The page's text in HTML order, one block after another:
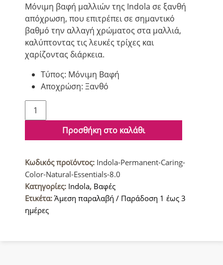
Μόνιμη βαφή μαλλιών της Indola σε ξανθή
απόχρωση, που επιτρέπει σε σημαντικό
βαθμό την αλλαγή χρώματος στα μαλλιά,
καλύπτοντας τις λευκές τρίχες και
χαρίζοντας διάρκεια.
Τύπος: Μόνιμη Βαφή
Αποχρώση: Ξανθό
Indola
Permanent
Color
&
Essentials
Βαφή
μαλλιών
8.0
Προσθήκη στο καλάθι
Κωδικός προϊόντος: Indola-Permanent-Caring-
Color-Natural-Essentials-8.0
Κατηγορίες: Indola, Βαφές
Ετικέτα: Άμεση παραλαβή / Παράδοση 1 έως 3
ημέρες